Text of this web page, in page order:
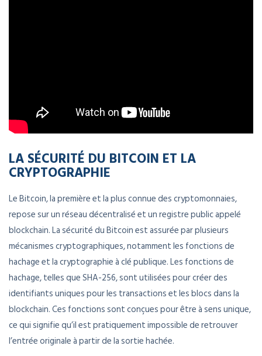
LA SÉCURITÉ DU BITCOIN ET LA
CRYPTOGRAPHIE
Le Bitcoin, la première et la plus connue des cryptomonnaies,
repose sur un réseau décentralisé et un registre public appelé
blockchain. La sécurité du Bitcoin est assurée par plusieurs
mécanismes cryptographiques, notamment les fonctions de
hachage et la cryptographie à clé publique. Les fonctions de
hachage, telles que SHA-256, sont utilisées pour créer des
identifiants uniques pour les transactions et les blocs dans la
blockchain. Ces fonctions sont conçues pour être à sens unique,
ce qui signifie qu’il est pratiquement impossible de retrouver
l’entrée originale à partir de la sortie hachée.